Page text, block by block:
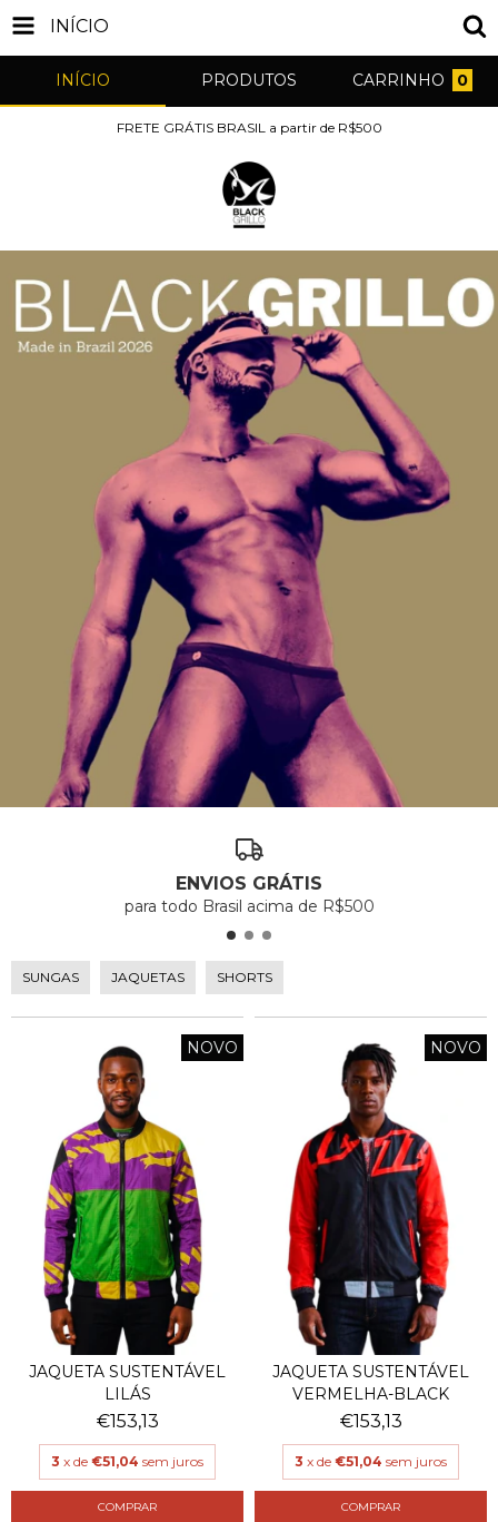
INÍCIO
INÍCIO PRODUTOS CARRINHO 0
FRETE GRÁTIS BRASIL a partir de R$500
ENVIOS GRÁTIS
para todo Brasil acima de R$500
SUNGAS JAQUETAS SHORTS
NOVO
JAQUETA SUSTENTÁVEL
LILÁS
€153,13
3 x de €51,04 sem juros
COMPRAR
NOVO
JAQUETA SUSTENTÁVEL
VERMELHA-BLACK
€153,13
3 x de €51,04 sem juros
COMPRAR